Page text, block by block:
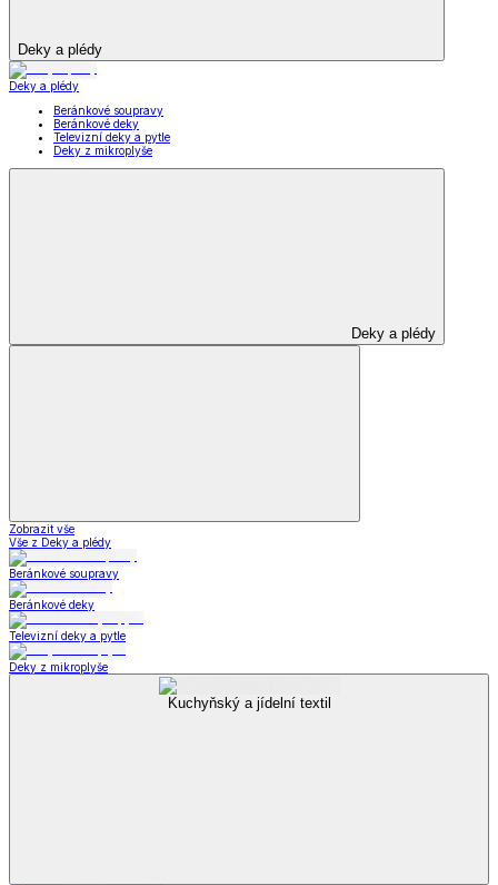
Deky a plédy
Deky a plédy
Beránkové soupravy
Beránkové deky
Televizní deky a pytle
Deky z mikroplyše
Deky a plédy
Zobrazit vše
Vše z Deky a plédy
Beránkové soupravy
Beránkové deky
Televizní deky a pytle
Deky z mikroplyše
Kuchyňský a jídelní textil